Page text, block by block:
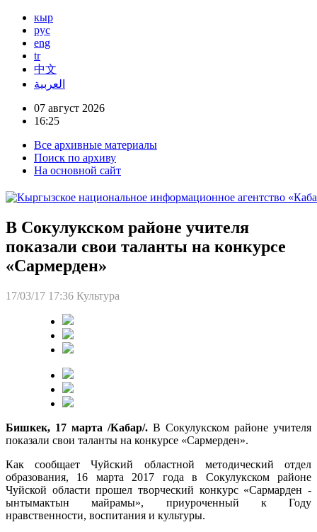
кыр
рус
eng
tr
中文
العربية
07 август 2026
16:25
Все архивные материалы
Поиск по архиву
На основной сайт
В Сокулукском районе учителя
показали свои таланты на конкурсе
«Сармерден»
17/03/17 17:36 Культура
Бишкек, 17 марта /Кабар/. В Сокулукском районе учителя
показали свои таланты на конкурсе «Сармерден».
Как сообщает Чуйский областной методический отдел
образования, 16 марта 2017 года в Сокулукском районе
Чуйской области прошел творческий конкурс «Сармарден -
ынтымактын майрамы», приуроченный к Году
нравственности, воспитания и культуры.